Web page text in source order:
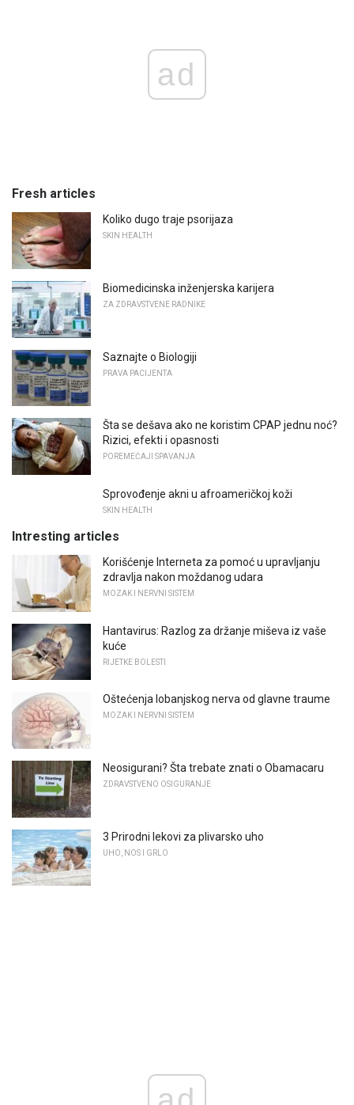
ad
Fresh articles
Koliko dugo traje psorijaza
SKIN HEALTH
Biomedicinska inženjerska karijera
ZA ZDRAVSTVENE RADNIKE
Saznajte o Biologiji
PRAVA PACIJENTA
Šta se dešava ako ne koristim CPAP jednu noć?
Rizici, efekti i opasnosti
POREMEĆAJI SPAVANJA
Sprovođenje akni u afroameričkoj koži
SKIN HEALTH
Intresting articles
Korišćenje Interneta za pomoć u upravljanju
zdravlja nakon moždanog udara
MOZAK I NERVNI SISTEM
Hantavirus: Razlog za držanje miševa iz vaše
kuće
RIJETKE BOLESTI
Oštećenja lobanjskog nerva od glavne traume
MOZAK I NERVNI SISTEM
Neosigurani? Šta trebate znati o Obamacaru
ZDRAVSTVENO OSIGURANJE
3 Prirodni lekovi za plivarsko uho
UHO, NOS I GRLO